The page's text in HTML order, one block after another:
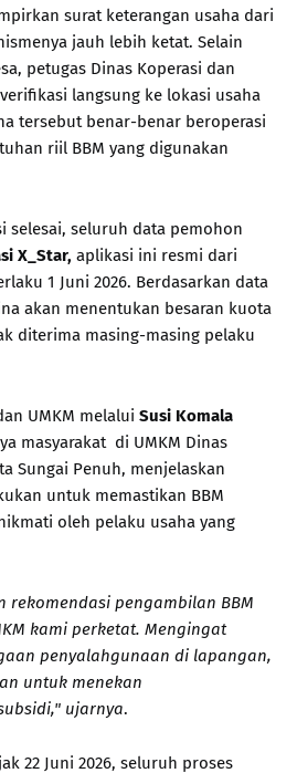
surat keterangan usaha dari
jauh lebih ketat. Selain
petugas Dinas Koperasi dan
langsung ke lokasi usaha
tersebut benar-benar beroperasi
riil BBM yang digunakan
selesai, seluruh data pemohon
X_Star, aplikasi ini resmi dari
1 Juni 2026. Berdasarkan data
akan menentukan besaran kuota
diterima masing-masing pelaku
UMKM melalui Susi Komala
masyarakat di UMKM Dinas
Sungai Penuh, menjelaskan
untuk memastikan BBM
oleh pelaku usaha yang
rekomendasi pengambilan BBM
kami perketat. Mengingat
penyalahgunaan di lapangan,
untuk menekan
ujarnya.
22 Juni 2026, seluruh proses